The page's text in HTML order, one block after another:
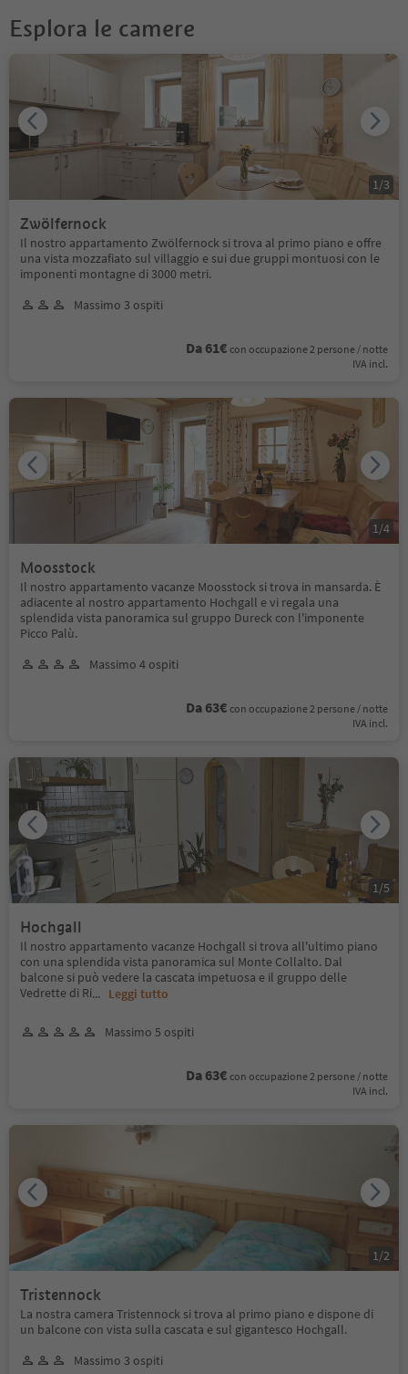
Esplora le camere
Zwölfernock
Il nostro appartamento Zwölfernock si trova al primo piano e offre
una vista mozzafiato sul villaggio e sui due gruppi montuosi con le
imponenti montagne di 3000 metri.
Massimo 3 ospiti
Da 61€ con occupazione 2 persone / notte
IVA incl.
1 /3
Moosstock
Il nostro appartamento vacanze Moosstock si trova in mansarda. È
adiacente al nostro appartamento Hochgall e vi regala una
splendida vista panoramica sul gruppo Dureck con l'imponente
Picco Palù.
Massimo 4 ospiti
Da 63€ con occupazione 2 persone / notte
IVA incl.
1 /4
Hochgall
Il nostro appartamento vacanze Hochgall si trova all'ultimo piano
con una splendida vista panoramica sul Monte Collalto. Dal
balcone si può vedere la cascata impetuosa e il gruppo delle
Vedrette di Ri... Leggi tutto
Massimo 5 ospiti
Da 63€ con occupazione 2 persone / notte
IVA incl.
1 /5
Tristennock
La nostra camera Tristennock si trova al primo piano e dispone di
un balcone con vista sulla cascata e sul gigantesco Hochgall.
Massimo 3 ospiti
1 /2